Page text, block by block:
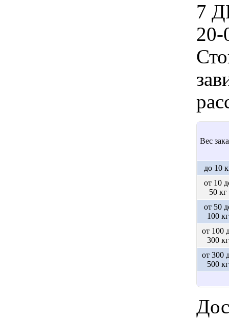
7
20-
Вес
до 10
от 10
50 кг
от 50
100 кг
от 100
300 кг
от 300
500 кг